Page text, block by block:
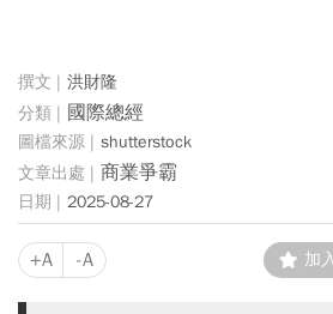
洪財隆
國際總經
shutterstock
商業爭霸
2025-08-27
+A -A 加